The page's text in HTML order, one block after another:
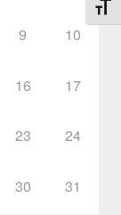
9 10
16 17
23 24
30 31